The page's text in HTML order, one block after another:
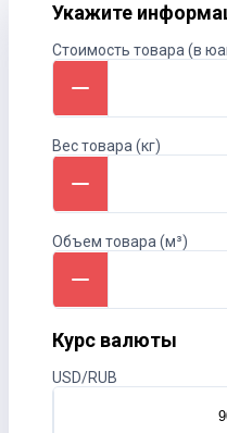
Укажите
Стоимость товара (в
Вес товара (кг)
Объем товара (м³)
Курс валюты
USD/RUB